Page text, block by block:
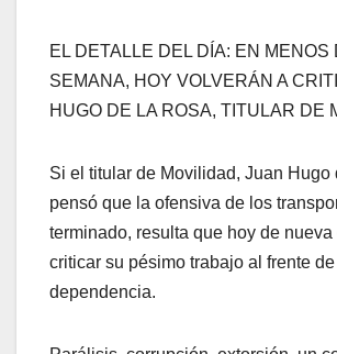
EL DETALLE DEL DÍA: EN MENOS
SEMANA, HOY VOLVERÁN A
HUGO DE LA ROSA, TITULAR DE
Si el titular de Movilidad, Juan Hugo
pensó que la ofensiva de los
terminado, resulta que hoy de nueva
criticar su pésimo trabajo al frente
dependencia.